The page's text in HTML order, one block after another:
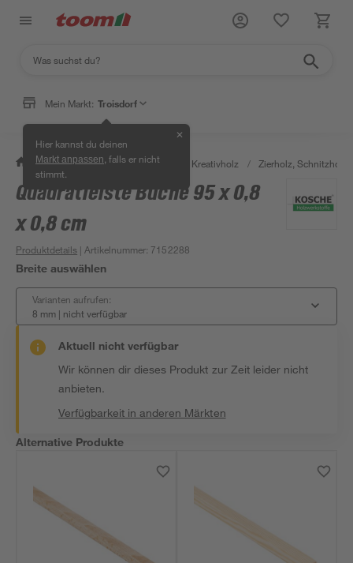
Mein Markt: Troisdorf
Hier kannst du deinen
Markt anpassen , falls er nicht
stimmt.
✕
/ Bauen & Renovieren / Holz Kreativholz / Zierholz, Schnitzholz
Quadratleiste Buche 95 x 0,8
x 0,8 cm
Produktdetails | Artikelnummer: 7152288
Breite auswählen
Varianten aufrufen:
8 mm | nicht verfügbar
Aktuell nicht verfügbar
Wir können dir dieses Produkt zur Zeit leider nicht
anbieten.
Verfügbarkeit in anderen Märkten
Alternative Produkte